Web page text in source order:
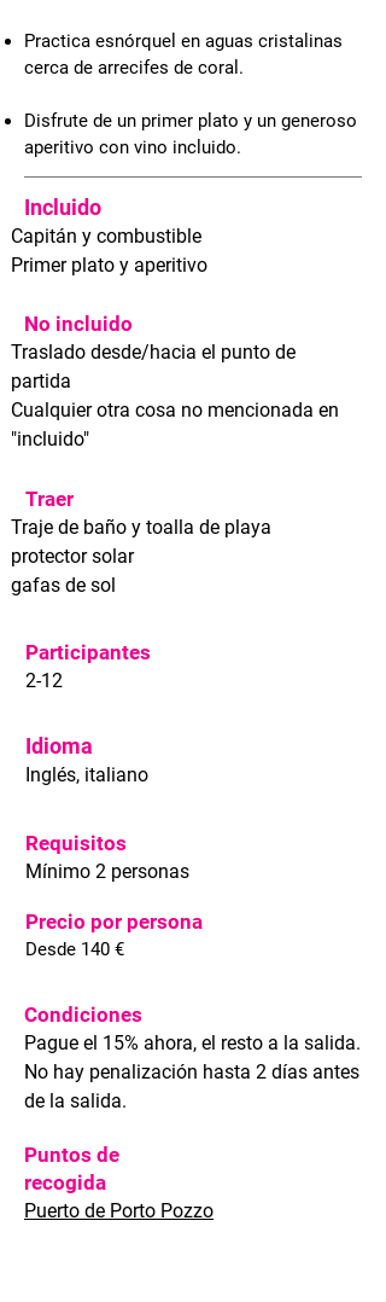
Practica esnórquel en aguas cristalinas
cerca de arrecifes de coral.
Disfrute de un primer plato y un generoso
aperitivo con vino incluido.
Incluido
No incluido
Traslado desde/hacia el punto de
partida
Cualquier otra cosa no mencionada en
"incluido"
Traer
Traje de baño y toalla de playa
protector solar
gafas de sol
Participantes
2-12
Idioma
Inglés, italiano
Requisitos
Mínimo 2 personas
Precio por persona
Desde 140 €
Condiciones
Pague el 15% ahora, el resto a la salida.
No hay penalización hasta 2 días antes
de la salida.
Puntos de
recogida
Puerto de Porto Pozzo
Capitán y combustible
Primer plato y aperitivo